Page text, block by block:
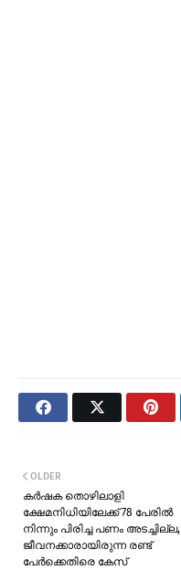
OLDER
കർഷക തൊഴിലാളി
ക്ഷേമനിധിയിലേക്ക് 78 പേരിൽ
നിന്നും പിരിച്ച പണം അടച്ചില്ല,
ജീവനക്കാരായിരുന്ന രണ്ട്
പേർക്കെതിരെ കേസ്